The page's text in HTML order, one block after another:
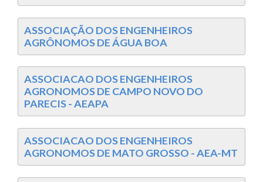
ASSOCIAÇÃO DOS ENGENHEIROS
AGRÔNOMOS DE ÁGUA BOA
ASSOCIACAO DOS ENGENHEIROS
AGRONOMOS DE CAMPO NOVO DO
PARECIS - AEAPA
ASSOCIACAO DOS ENGENHEIROS
AGRONOMOS DE MATO GROSSO - AEA-MT